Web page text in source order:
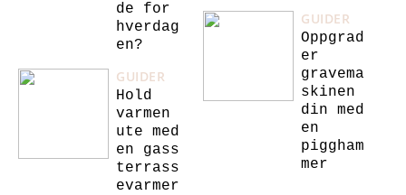
de for
hverdag
en?
GUIDER
Hold
varmen
ute med
en gass
terrass
evarmer
GUIDER
Oppgrad
er
gravema
skinen
din med
en
piggham
mer